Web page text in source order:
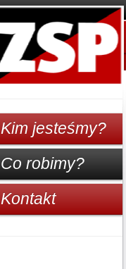
Kim jesteśmy?
Co robimy?
Kontakt